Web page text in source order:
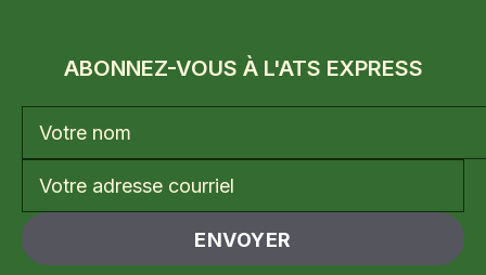
ABONNEZ-VOUS À L'ATS EXPRESS